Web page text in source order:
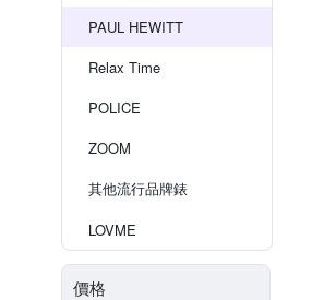
PAUL HEWITT
Relax Time
POLICE
ZOOM
其他流行品牌錶
LOVME
價格